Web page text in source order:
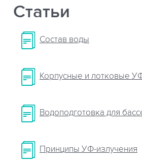
Статьи
Cостав воды
Корпусные и лотковые
Водоподготовка для
Принципы УФ-излучения